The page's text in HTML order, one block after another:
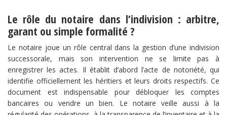
Le rôle du notaire dans l’indivision : arbitre,
garant ou simple formalité ?
Le notaire joue un rôle central dans la gestion d’une indivision
successorale, mais son intervention ne se limite pas à
enregistrer les actes. Il établit d’abord l’acte de notoriété, qui
identifie officiellement les héritiers et leurs droits respectifs. Ce
document est indispensable pour débloquer les comptes
bancaires ou vendre un bien. Le notaire veille aussi à la